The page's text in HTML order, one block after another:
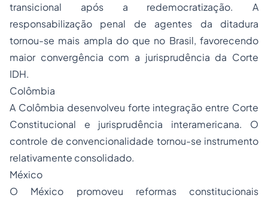
transicional após a redemocratização. A
responsabilização penal de agentes da ditadura
tornou-se mais ampla do que no Brasil, favorecendo
maior convergência com a jurisprudência da Corte
IDH.
Colômbia
A Colômbia desenvolveu forte integração entre Corte
Constitucional e jurisprudência interamericana. O
controle de convencionalidade tornou-se instrumento
relativamente consolidado.
México
O México promoveu reformas constitucionais